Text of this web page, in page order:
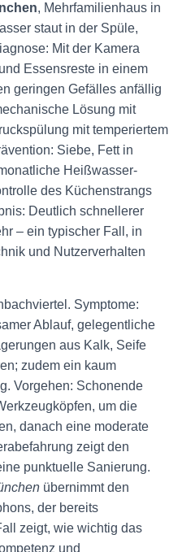
, Mehrfamilienhaus in
staut in der Spüle,
Mit der Kamera
Essensreste in einem
geringen Gefälles anfällig
Lösung mit
mit temperiertem
Siebe, Fett in
Heißwasser-
des Küchenstrangs
Deutlich schnellerer
– ein typischer Fall, in
und Nutzerverhalten
Symptome:
Ablauf, gelegentliche
aus Kalk, Seife
zudem ein kaum
Vorgehen: Schonende
um die
danach eine moderate
zeigt den
punktuelle Sanierung.
übernimmt den
der bereits
zeigt, wie wichtig das
und